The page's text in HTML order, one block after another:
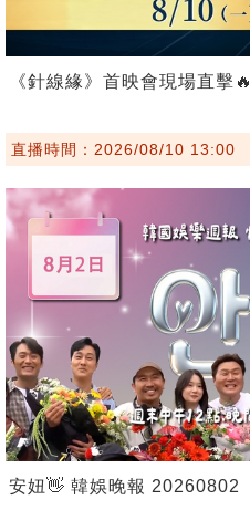
《針線緣》首映會現場直擊🔥
直播時間：2026/08/10 13:00
安妞👋 韓娛晚報 20260802